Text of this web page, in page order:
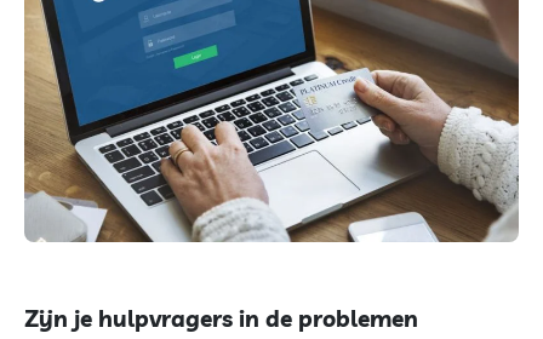
Zijn je hulpvragers in de problemen